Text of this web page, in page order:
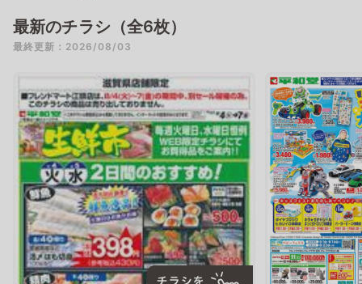
最新のチラシ（全6枚）
最終更新：2026/08/03